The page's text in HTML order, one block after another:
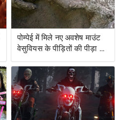
पोम्पेई में मिले नए अवशेष माउंट
वेसुवियस के पीड़ितों की पीड़ा को
दर्शाते हैं